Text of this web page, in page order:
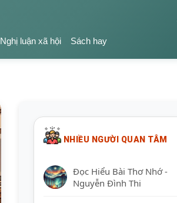
Nghị luận xã hội Sách hay
NHIỀU NGƯỜI QUAN TÂM
Đọc Hiểu Bài Thơ Nhớ -
Nguyễn Đình Thi